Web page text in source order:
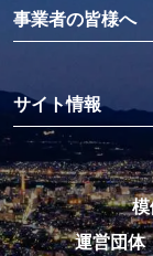
事業者の皆様へ
サイト情報
運営団体